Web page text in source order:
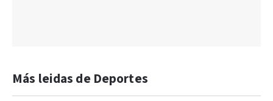
Más leidas de Deportes